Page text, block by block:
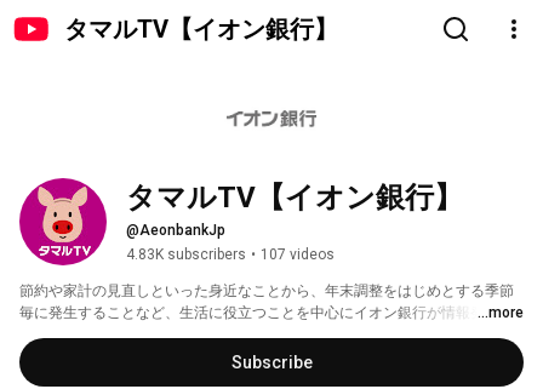
タマルTV【イオン銀行】
タマルTV【イオン銀行】
@AeonbankJp
4.83K subscribers • 107 videos
節約や家計の見直しといった身近なことから、年末調整をはじめとする季節
毎に発生することなど、生活に役立つことを中心にイオン銀行が情報発信を
していくチャンネルです。
...more
Subscribe